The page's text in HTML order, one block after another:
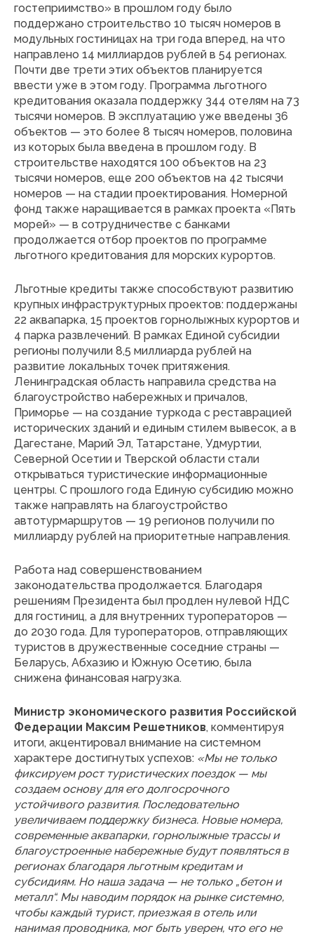
гостеприимство» в прошлом году было
поддержано строительство 10 тысяч номеров в
модульных гостиницах на три года вперед, на что
направлено 14 миллиардов рублей в 54 регионах.
Почти две трети этих объектов планируется
ввести уже в этом году. Программа льготного
кредитования оказала поддержку 344 отелям на 73
тысячи номеров. В эксплуатацию уже введены 36
объектов — это более 8 тысяч номеров, половина
из которых была введена в прошлом году. В
строительстве находятся 100 объектов на 23
тысячи номеров, еще 200 объектов на 42 тысячи
номеров — на стадии проектирования. Номерной
фонд также наращивается в рамках проекта «Пять
морей» — в сотрудничестве с банками
продолжается отбор проектов по программе
льготного кредитования для морских курортов.
Льготные кредиты также способствуют развитию
крупных инфраструктурных проектов: поддержаны
22 аквапарка, 15 проектов горнолыжных курортов и
4 парка развлечений. В рамках Единой субсидии
регионы получили 8,5 миллиарда рублей на
развитие локальных точек притяжения.
Ленинградская область направила средства на
благоустройство набережных и причалов,
Приморье — на создание туркода с реставрацией
исторических зданий и единым стилем вывесок, а в
Дагестане, Марий Эл, Татарстане, Удмуртии,
Северной Осетии и Тверской области стали
открываться туристические информационные
центры. С прошлого года Единую субсидию можно
также направлять на благоустройство
автотурмаршрутов — 19 регионов получили по
миллиарду рублей на приоритетные направления.
Работа над совершенствованием
законодательства продолжается. Благодаря
решениям Президента был продлен нулевой НДС
для гостиниц, а для внутренних туроператоров —
до 2030 года. Для туроператоров, отправляющих
туристов в дружественные соседние страны —
Беларусь, Абхазию и Южную Осетию, была
снижена финансовая нагрузка.
Министр экономического развития Российской
Федерации Максим Решетников, комментируя
итоги, акцентировал внимание на системном
характере достигнутых успехов: «Мы не только
фиксируем рост туристических поездок — мы
создаем основу для его долгосрочного
устойчивого развития. Последовательно
увеличиваем поддержку бизнеса. Новые номера,
современные аквапарки, горнолыжные трассы и
благоустроенные набережные будут появляться в
регионах благодаря льготным кредитам и
субсидиям. Но наша задача — не только „бетон и
металл“. Мы наводим порядок на рынке системно,
чтобы каждый турист, приезжая в отель или
нанимая проводника, мог быть уверен, что его не